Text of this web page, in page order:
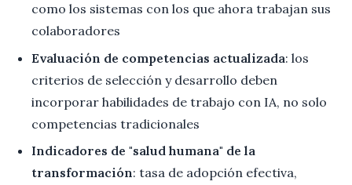
como los sistemas con los que ahora trabajan sus
colaboradores
Evaluación de competencias actualizada: los
criterios de selección y desarrollo deben
incorporar habilidades de trabajo con IA, no solo
competencias tradicionales
Indicadores de "salud humana" de la
transformación: tasa de adopción efectiva,